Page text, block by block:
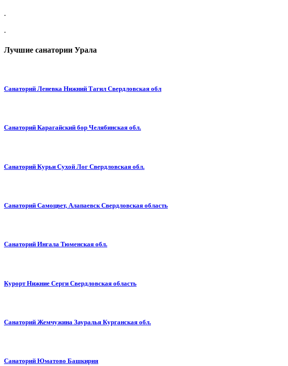
.
.
Лучшие санатории Урала
Санаторий Леневка Нижний Тагил Свердловская обл
Санаторий Карагайский бор Челябинская обл.
Санаторий Курьи Сухой Лог Свердловская обл.
Санаторий Самоцвет, Алапаевск Свердловская область
Санаторий Ингала Тюменская обл.
Курорт Нижние Серги Свердловская область
Санаторий Жемчужина Зауралья Курганская обл.
Санаторий Юматово Башкирия